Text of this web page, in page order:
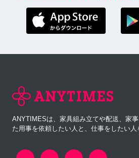
ANYTIMESは、家具組み立てや配送、家
た用事を依頼したい人と、仕事をしたい人